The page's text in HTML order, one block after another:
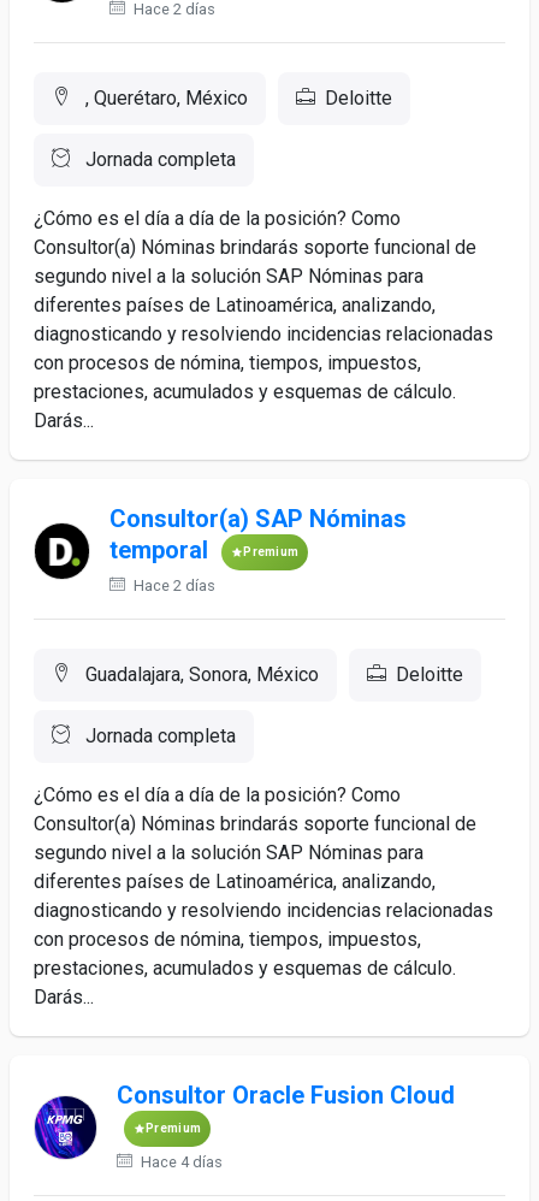
Hace 2 días
, Querétaro, México Deloitte
Jornada completa
¿Cómo es el día a día de la posición? Como
Consultor(a) Nóminas brindarás soporte funcional de
segundo nivel a la solución SAP Nóminas para
diferentes países de Latinoamérica, analizando,
diagnosticando y resolviendo incidencias relacionadas
con procesos de nómina, tiempos, impuestos,
prestaciones, acumulados y esquemas de cálculo.
Darás...
Consultor(a) SAP Nóminas
temporal
Premium
Hace 2 días
Guadalajara, Sonora, México Deloitte
Jornada completa
¿Cómo es el día a día de la posición? Como
Consultor(a) Nóminas brindarás soporte funcional de
segundo nivel a la solución SAP Nóminas para
diferentes países de Latinoamérica, analizando,
diagnosticando y resolviendo incidencias relacionadas
con procesos de nómina, tiempos, impuestos,
prestaciones, acumulados y esquemas de cálculo.
Darás...
Consultor Oracle Fusion Cloud
Premium
Hace 4 días